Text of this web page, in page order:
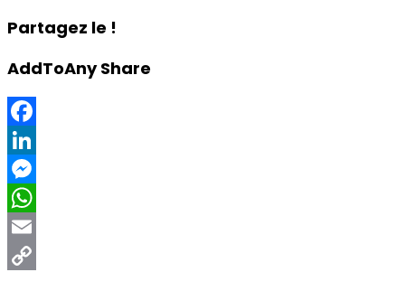
Partagez le !
AddToAny Share
Facebook
LinkedIn
Messenger
WhatsApp
Email